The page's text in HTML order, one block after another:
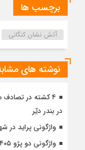
برچسب ها
آتش نشان کنگانی
نوشته های
۴ کشته در
در بندر دیّر
واژگونی پراید در شهرستان دیّر